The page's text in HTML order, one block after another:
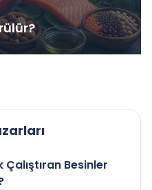
Çalıştıran Besinler